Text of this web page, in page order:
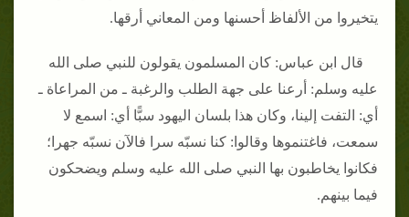
يتخيروا من الألفاظ أحسنها ومن المعاني أرقها.
قال ابن عباس: كان المسلمون يقولون للنبي صلى الله
عليه وسلم: أرعنا على جهة الطلب والرغبة ـ من المراعاة ـ
أي: التفت إلينا، وكان هذا بلسان اليهود سبًّا أي: اسمع لا
سمعت، فاغتنموها وقالوا: كنا نسبّه سرا فالآن نسبّه جهرا؛
فكانوا يخاطبون بها النبي صلى الله عليه وسلم ويضحكون
فيما بينهم.